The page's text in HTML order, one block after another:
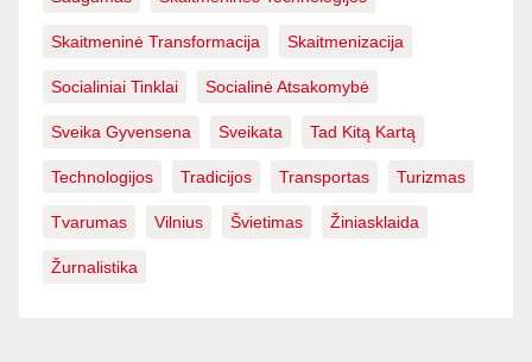
Skaitmeninė Transformacija Skaitmenizacija
Socialiniai Tinklai Socialinė Atsakomybė
Sveika Gyvensena Sveikata Tad Kitą Kartą
Technologijos Tradicijos Transportas Turizmas
Tvarumas Vilnius Švietimas Žiniasklaida
Žurnalistika